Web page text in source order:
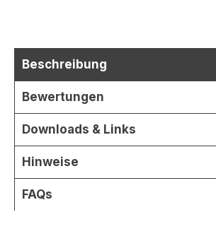
Beschreibung
Bewertungen
Downloads & Links
Hinweise
FAQs